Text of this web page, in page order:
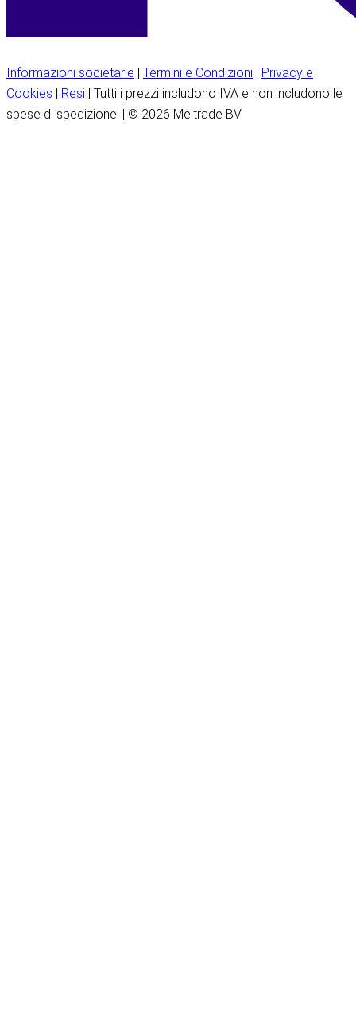
Informazioni societarie | Termini e Condizioni | Privacy e
Cookies | Resi | Tutti i prezzi includono IVA e non includono le
spese di spedizione. | © 2026 Meitrade BV